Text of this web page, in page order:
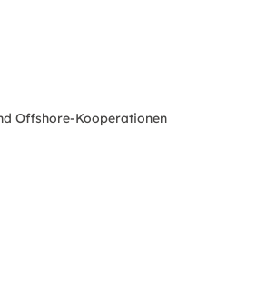
Offshore-Kooperationen